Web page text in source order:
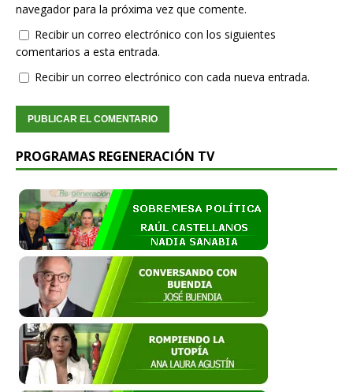
navegador para la próxima vez que comente.
Recibir un correo electrónico con los siguientes
comentarios a esta entrada.
Recibir un correo electrónico con cada nueva entrada.
PROGRAMAS REGENERACIÓN TV